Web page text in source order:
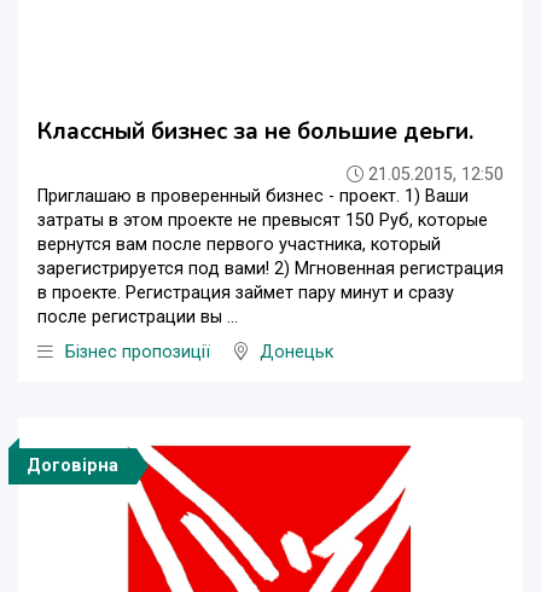
Классный бизнес за не большие деьги.
21.05.2015, 12:50
Приглашаю в проверенный бизнес - проект. 1) Ваши
затраты в этом проекте не превысят 150 Руб, которые
вернутся вам после первого участника, который
зарегистрируется под вами! 2) Мгновенная регистрация
в проекте. Регистрация займет пару минут и сразу
после регистрации вы ...
Бізнес пропозиції
Донецьк
Договірна